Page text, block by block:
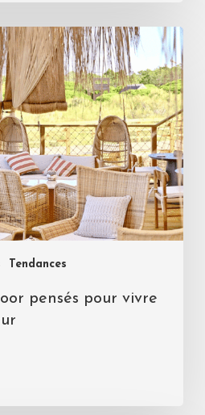
Tendances
pensés pour vivre